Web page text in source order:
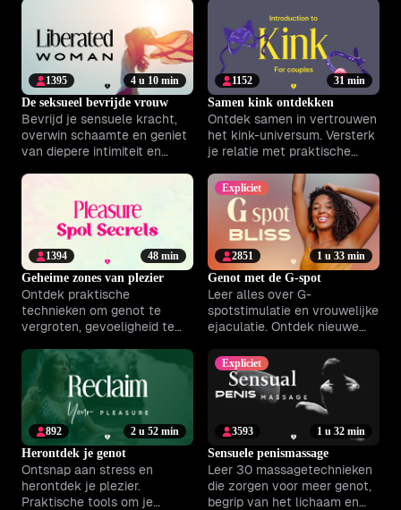
bod. Vergroot vertrouwen en
plezier met Climax™.
jullie emotionele band.
4 u 10 min
1395
De seksueel bevrijde vrouw
Bevrijd je sensuele kracht,
overwin schaamte en geniet
van diepere intimiteit en
orgasmes.
31 min
1152
Samen kink ontdekken
Ontdek samen in vertrouwen
het kink-universum. Versterk
je relatie met praktische
plezierige experimenten.
48 min
1394
Geheime zones van plezier
Ontdek praktische
technieken om genot te
vergroten, gevoeligheid te
verlichten in slechts 15
minuten per dag.
Expliciet
1 u 33 min
2851
Genot met de G-spot
Leer alles over G-
spotstimulatie en vrouwelijke
ejaculatie. Ontdek nieuwe
diepgang in je intimiteit.
2 u 52 min
892
Herontdek je genot
Ontsnap aan stress en
herontdek je plezier.
Praktische tools om je
Expliciet
1 u 32 min
3593
Sensuele penismassage
Leer 30 massagetechnieken
die zorgen voor meer genot,
begrip van het lichaam en